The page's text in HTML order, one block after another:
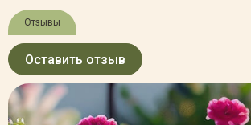
Отзывы
Оставить отзыв